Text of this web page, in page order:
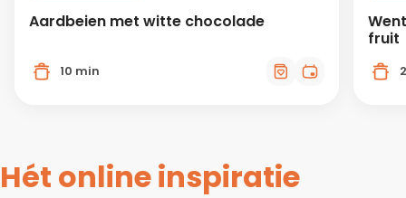
Aardbeien met witte chocolade
10 min
fruit
Hét online inspiratie